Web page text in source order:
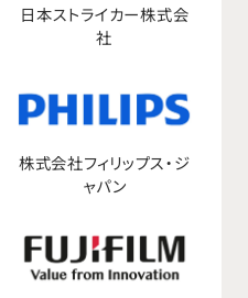
日本ストライカー株式会
社
株式会社フィリップス・ジ
ャパン